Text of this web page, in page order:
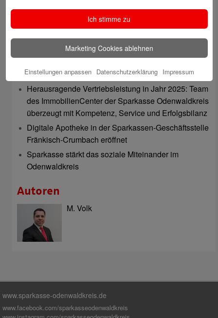
Auch per WhatsApp erreichbar!
Neueste Beiträge
Sparkassen Kino Open-Air-Sommer 2026 startet
Öffnungszeiten der Sparkasse zum Wiesenmarkt
Herausragende Vertriebsleistung in Jahr 2025: Team
des ImmobilienCenter der Sparkasse Odenwaldkreis
überzeugt mit Kompetenz, Service und Erfolgsbilanz
Digitale Apotheke in der Sparkassen-Geschäftsstelle
Fränkisch-Crumbach eröffnet
Sparkasse stärkt das soziale Miteinander im
Odenwaldkreis
Autoren
M. Volk
www.sparkasse-odenwaldkreis.de
www.facebook.com/sparkasseodenwaldkreis
Ich stimme zu
Marketing Cookies ablehnen
Einstellungen anpassen Datenschutzerklärung Impressum